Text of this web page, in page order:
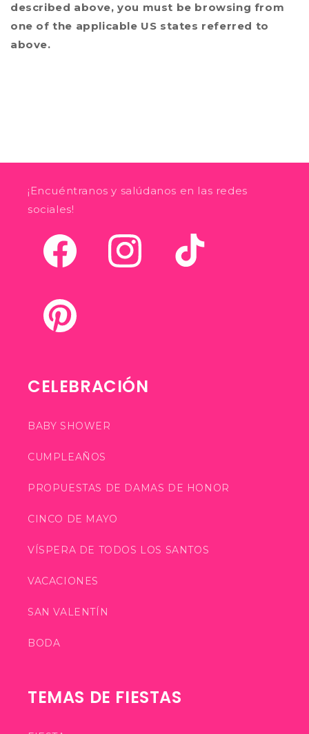
described above, you must be browsing from
one of the applicable US states referred to
above.
¡Encuéntranos y salúdanos en las redes
sociales!
Facebook Instagram TikTok
Pinterest
CELEBRACIÓN
BABY SHOWER
CUMPLEAÑOS
PROPUESTAS DE DAMAS DE HONOR
CINCO DE MAYO
VÍSPERA DE TODOS LOS SANTOS
VACACIONES
SAN VALENTÍN
BODA
TEMAS DE FIESTAS